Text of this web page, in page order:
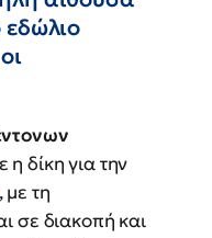
εδώλιο
η δίκη για την
, με τη
σε διακοπή και